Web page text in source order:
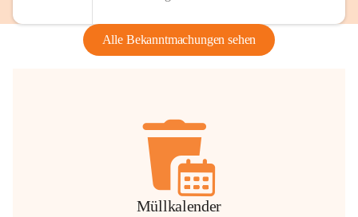
Alle Bekanntmachungen sehen
Müllkalender